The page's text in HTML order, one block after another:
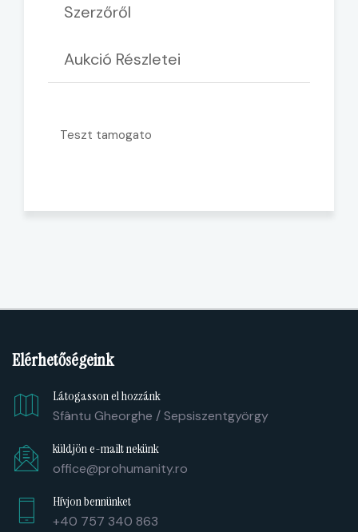
Szerzőről
Aukció Részletei
Teszt tamogato
Elérhetőségeink
Látogasson el hozzánk
Sfântu Gheorghe / Sepsiszentgyörgy
küldjön e-mailt nekünk
office@prohumanity.ro
Hívjon bennünket
+40 757 340 863